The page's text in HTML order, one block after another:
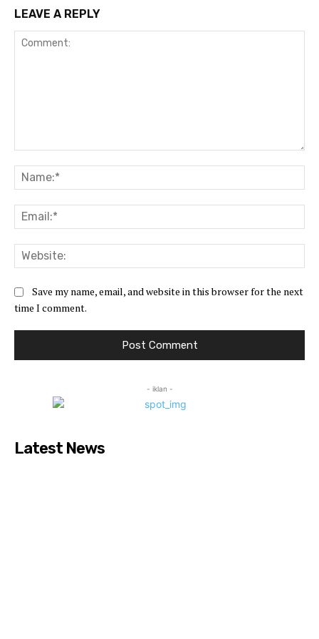
LEAVE A REPLY
Save my name, email, and website in this browser for the next
time I comment.
- iklan -
Latest News